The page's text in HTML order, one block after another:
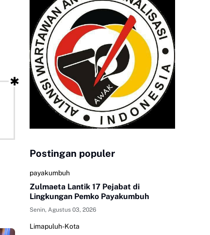
Postingan populer
payakumbuh
Zulmaeta Lantik 17 Pejabat di
Lingkungan Pemko Payakumbuh
Senin, Agustus 03, 2026
Limapuluh-Kota